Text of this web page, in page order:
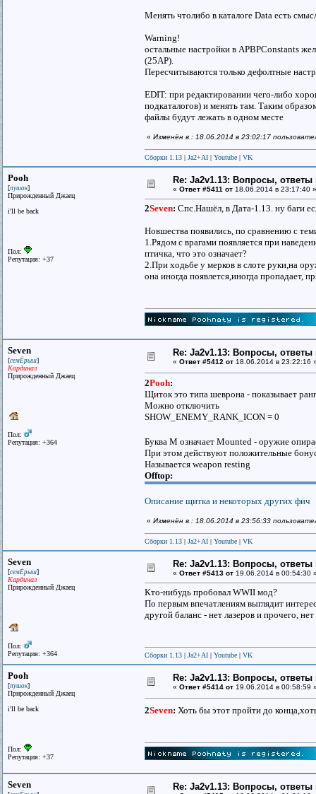
Менять чтолибо в каталоге Data есть
Warning!
остальные настройки в APBPConstants
(25AP).
Пересчитываются только дефолтные
EDIT: при редактировании чего-либо
подкаталогов) и менять там. Таким
файлы будут лежать в одном месте
« Изменён в : 18.06.2014 в 23:02:17
Сборки 1.13 | Ja2+AI | Youtube | VK
Pooh
[пушок]
Прирожденный Джаец
i'll be back
Пол:
Репутация: +37
Re: Ja2v1.13: Вопросы,
« Ответ #5411 от 18.06.2014 в 23:17:40 »
2Seven: Спс.Нашёл, в Дата-1.13. ну баги
Новшества появились, по сравнению с
1.Рядом с врагами появляется при
птичка, что это означает?
2.При ходьбе у мерков в слоте руки,на
она иногда появлется,иногда пропадает,
Seven
[семЁрыш]
Кардинал
Прирожденный Джаец
Пол:
Репутация: +364
Re: Ja2v1.13: Вопросы,
« Ответ #5412 от 18.06.2014 в 23:22:16
2Pooh:
Щиток это типа шеврона - показывает
Можно отключить
SHOW_ENEMY_RANK_ICON = 0
Буква M означает Mounted - оружие
При этом действуют положительные
Называется weapon resting
Offtop:
Описание щитка и некоторых других фич
« Изменён в : 18.06.2014 в 23:56:33
Сборки 1.13 | Ja2+AI | Youtube | VK
Seven
[семЁрыш]
Кардинал
Прирожденный Джаец
Пол:
Репутация: +364
Re: Ja2v1.13: Вопросы,
« Ответ #5413 от 19.06.2014 в 00:54:30
Кто-нибудь пробовал WWII мод?
По первым впечатлениям выглядит
другой баланс - нет лазеров и прочего,
Сборки 1.13 | Ja2+AI | Youtube | VK
Pooh
[пушок]
Прирожденный Джаец
i'll be back
Пол:
Репутация: +37
Re: Ja2v1.13: Вопросы,
« Ответ #5414 от 19.06.2014 в 00:58:59
2Seven: Хоть бы этот пройти до
Seven Re: Ja2v1.13: Вопросы,